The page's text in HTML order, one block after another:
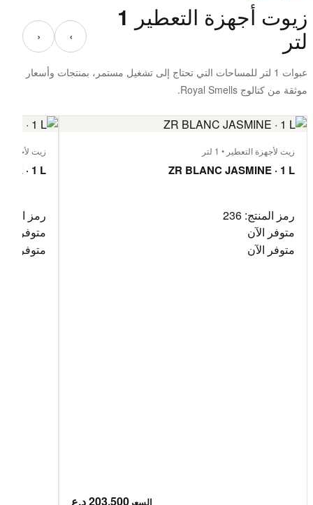
زيوت أجهزة التعطير 1
لتر
عبوات 1 لتر للمساحات التي تحتاج إلى تشغيل مستمر، بمنتجات وأسعار
موثقة من كتالوج Royal Smells.
›
‹
زيت لأجهزة التعطير • 1 لتر
ZR BLANC JASMINE · 1 L
رمز المنتج: 236
متوفر الآن
متوفر الآن
السعر 203,500 د.ع
زيت لأجهزة
· 1 L
رمز المنتج:
متوفر
متوفر